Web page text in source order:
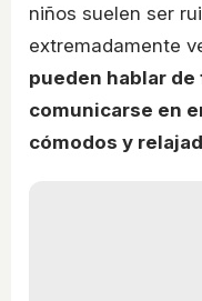
niños suelen ser
extremadamente
pueden hablar
comunicarse en
cómodos y